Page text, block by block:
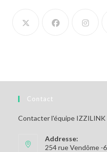
Contact
Contacter l'équipe IZZILINK
Addresse:
254 rue Vendôme -